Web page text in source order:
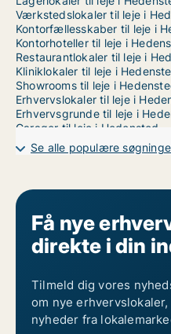
Værkstedslokaler til leje i
Kontorfællesskaber til leje i
Kontorhoteller til leje i
Restaurantlokaler til leje i
Kliniklokaler til leje i
Showrooms til leje i
Erhvervslokaler til leje i
Erhvervsgrunde til leje i
Garager til leje i Hedensted
Kontorlokaler til leje i Randers
Kontorlokaler til leje i Vejle
Se alle populære
Få nye
direkte i din
Tilmeld dig vores
om nye
nyheder fra